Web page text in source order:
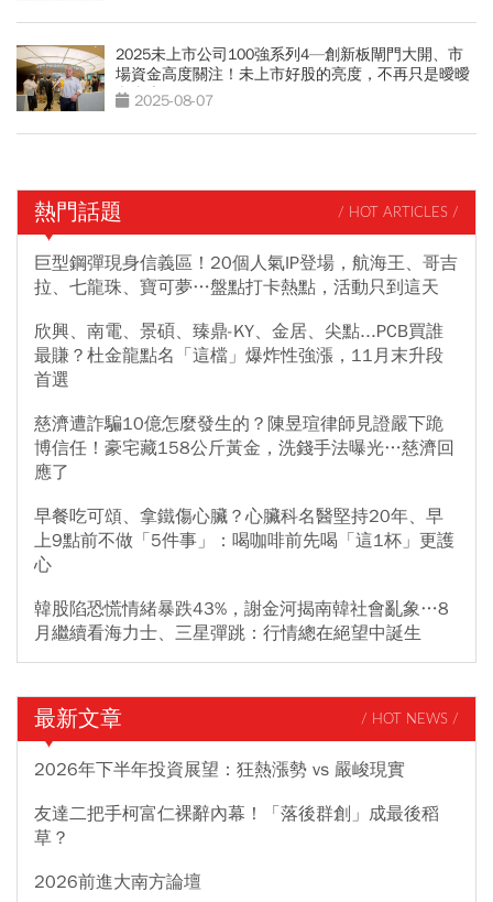
2025未上市公司100強系列4—創新板閘門大開、市
場資金高度關注！未上市好股的亮度，不再只是曖曖
內含光
2025-08-07
熱門話題 / HOT ARTICLES /
巨型鋼彈現身信義區！20個人氣IP登場，航海王、哥吉
拉、七龍珠、寶可夢…盤點打卡熱點，活動只到這天
欣興、南電、景碩、臻鼎-KY、金居、尖點...PCB買誰
最賺？杜金龍點名「這檔」爆炸性強漲，11月末升段
首選
慈濟遭詐騙10億怎麼發生的？陳昱瑄律師見證嚴下跪
博信任！豪宅藏158公斤黃金，洗錢手法曝光…慈濟回
應了
早餐吃可頌、拿鐵傷心臟？心臟科名醫堅持20年、早
上9點前不做「5件事」：喝咖啡前先喝「這1杯」更護
心
韓股陷恐慌情緒暴跌43%，謝金河揭南韓社會亂象…8
月繼續看海力士、三星彈跳：行情總在絕望中誕生
最新文章 / HOT NEWS /
2026年下半年投資展望：狂熱漲勢 vs 嚴峻現實
友達二把手柯富仁裸辭內幕！「落後群創」成最後稻
草？
2026前進大南方論壇